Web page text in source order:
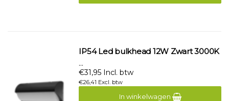
IP54 Led bulkhead 12W Zwart 3000K
...
€31,95 Incl. btw
€26,41 Excl. btw
In winkelwagen